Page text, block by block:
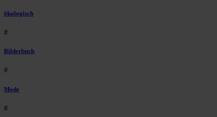
ökologisch
#
Bilderbuch
#
Mode
#